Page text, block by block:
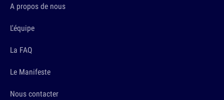
A propos de nous
L'équipe
La FAQ
Le Manifeste
Nous contacter